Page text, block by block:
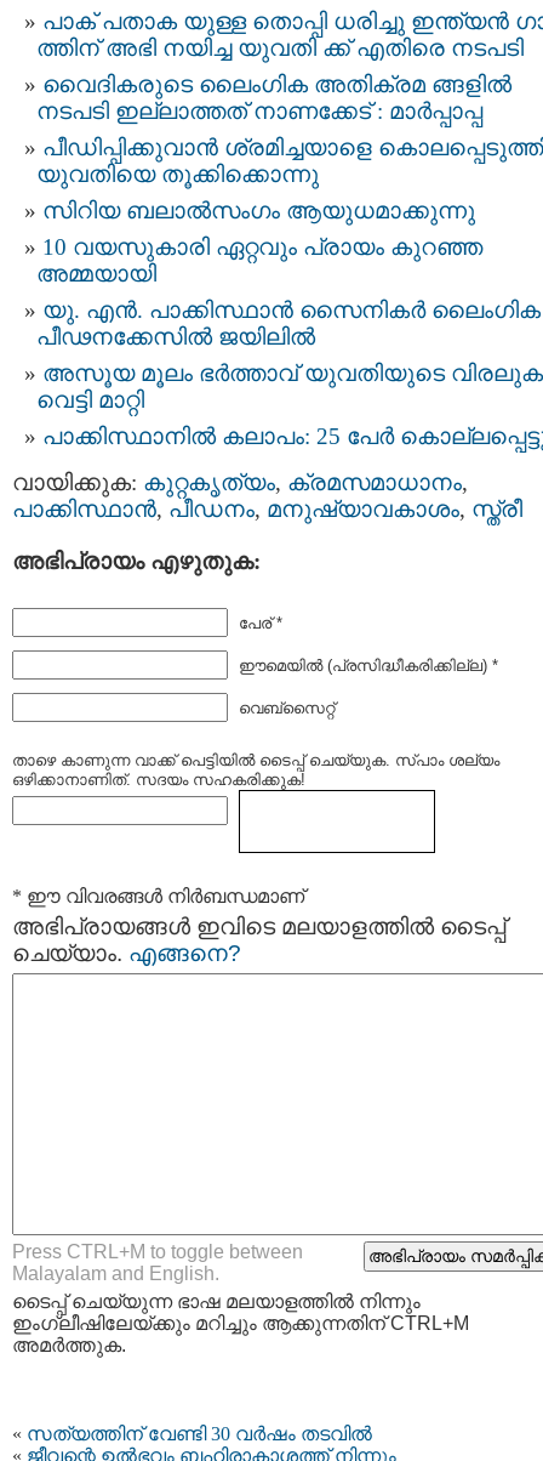
പാക് പതാക യുള്ള തൊപ്പി ധരിച്ചു ഇന്ത്യന്‍
ത്തിന് അഭി നയിച്ച യുവതി ക്ക് എതിരെ നടപടി
വൈദികരുടെ ലൈംഗിക അതിക്രമ ങ്ങളില്‍
നടപടി ഇല്ലാത്തത് നാണക്കേട് : മാര്‍പ്പാപ്പ
പീഡിപ്പിക്കുവാന്‍ ശ്രമിച്ചയാളെ
യുവതിയെ തൂക്കിക്കൊന്നു
സിറിയ ബലാൽസംഗം ആയുധമാക്കുന്നു
10 വയസുകാരി ഏറ്റവും പ്രായം കുറഞ്ഞ
അമ്മയായി
യു. എന്‍. പാക്കിസ്ഥാന്‍ സൈനികര്‍ ലൈംഗിക
പീഢനക്കേസില്‍ ജയിലില്‍
അസൂയ മൂലം ഭര്‍ത്താവ്‌ യുവതിയുടെ
വെട്ടി മാറ്റി
പാക്കിസ്ഥാനില്‍ കലാപം: 25 പേര്‍
വായിക്കുക: കുറ്റകൃത്യം, ക്രമസമാധാനം,
പാക്കിസ്ഥാന്‍, പീഡനം, മനുഷ്യാവകാശം, സ്ത്രീ
അഭിപ്രായം എഴുതുക:
പേര് *
ഈമെയില്‍ (പ്രസിദ്ധീകരിക്കില്ല) *
വെബ്സൈറ്റ്
താഴെ കാണുന്ന വാക്ക് പെട്ടിയില്‍ ടൈപ്പ്‌ ചെയ്യുക. സ്പാം ശല്യം
ഒഴിക്കാനാണിത്. സദയം സഹകരിക്കുക!
* ഈ വിവരങ്ങള്‍ നിര്‍ബന്ധമാണ്
അഭിപ്രായങ്ങള്‍ ഇവിടെ മലയാളത്തില്‍ ടൈപ്പ്
ചെയ്യാം. എങ്ങനെ?
Press CTRL+M to toggle between
Malayalam and English.
ടൈപ്പ്‌ ചെയ്യുന്ന ഭാഷ മലയാളത്തില്‍ നിന്നും
ഇംഗ്ലീഷിലേയ്ക്കും മറിച്ചും ആക്കുന്നതിന് CTRL+M
അമര്‍ത്തുക.
« സത്യത്തിന് വേണ്ടി 30 വര്‍ഷം തടവില്‍
« ജീവന്റെ ഉല്‍ഭവം ബഹിരാകാശത്ത് നിന്നും